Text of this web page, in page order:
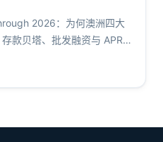
2026：为何澳洲四大
款贝塔、批发融资与 APRA